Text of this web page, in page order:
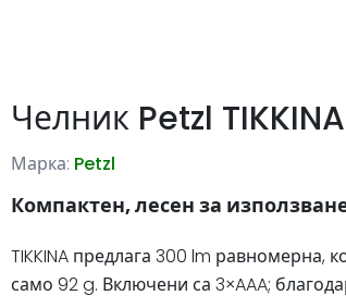
Челник Petzl TIKKINA
Марка: Petzl
Компактен, лесен за
TIKKINA предлага 300 lm равномерна,
само 92 g. Включени са 3×AAA;